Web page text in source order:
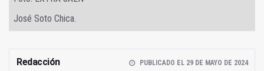
José Soto Chica.
Redacción PUBLICADO EL 29 DE MAYO DE 2024